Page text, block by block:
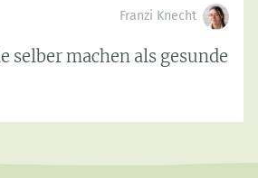
Franzi Knecht
selber machen als gesunde